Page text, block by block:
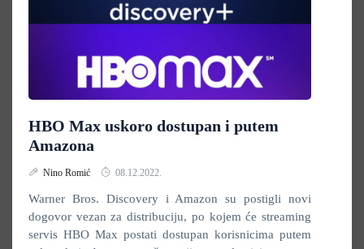
HBO Max uskoro dostupan i putem
Amazona
Nino Romić 08.12.2022.
Warner Bros. Discovery i Amazon su postigli novi
dogovor vezan za distribuciju, po kojem će streaming
servis HBO Max postati dostupan korisnicima putem